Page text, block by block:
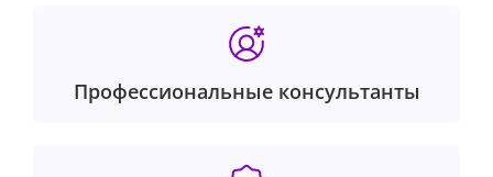
Профессиональные консультанты